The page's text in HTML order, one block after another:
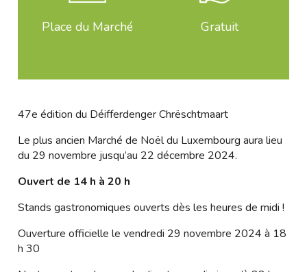
Place du Marché Gratuit
47e édition du Déifferdenger Chrëschtmaart
Le plus ancien Marché de Noël du Luxembourg aura lieu
du 29 novembre jusqu’au 22 décembre 2024.
Ouvert de 14 h à 20 h
Stands gastronomiques ouverts dès les heures de midi !
Ouverture officielle le vendredi 29 novembre 2024 à 18
h 30